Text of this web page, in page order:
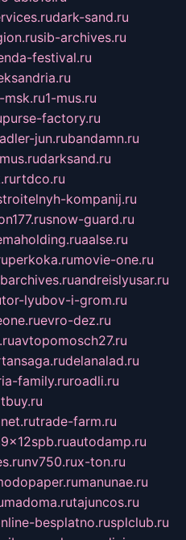
dark-sand.ru
sib-archives.ru
festival.ru
msk.ru1-mus.ru
purse-factory.ru
adler-jun.rubandamn.ru
darksand.ru
rtdco.ru
kompanij.ru
snow-guard.ru
aalse.ru
perkoka.rumovie-one.ru
andreislyusar.ru
tor-lyubov-i-grom.ru
evro-dez.ru
avtopomosch27.ru
delanalad.ru
family.ruroadli.ru
trade-farm.ru
autodamp.ru
nv750.rux-ton.ru
manunae.ru
madoma.rutajuncos.ru
besplatno.rusplclub.ru